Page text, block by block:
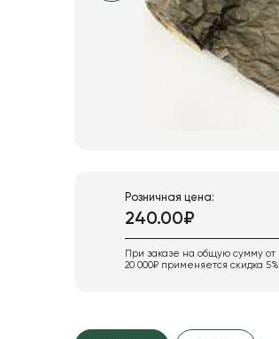
Розничная цена:
240.00₽
При заказе на общую сумму от
20 000₽ применяется скидка 5%